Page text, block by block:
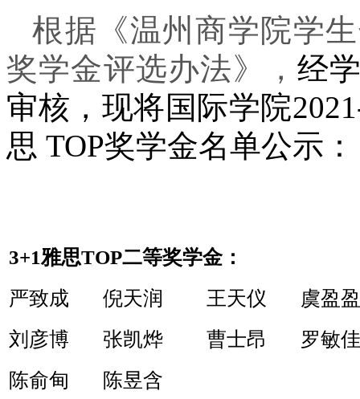
根据《温州商学院学
奖学金评选办法》， 经
审核，现将国际学院
思 TOP奖学金名单公示：
3+1雅思TOP二等奖学金：
严致成 倪天润 王天仪 虞盈
刘彦博 张凯烨 曹士昂 罗敏
陈俞甸 陈昱含